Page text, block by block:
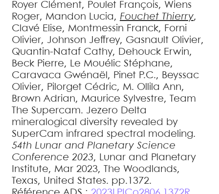
Royer Clément, Poulet François, Wiens
Roger, Mandon Lucia, Fouchet Thierry,
Clavé Elise, Montmessin Franck, Forni
Olivier, Johnson Jeffrey, Gasnault Olivier,
Quantin-Nataf Cathy, Dehouck Erwin,
Beck Pierre, Le Mouélic Stéphane,
Caravaca Gwénaël , Pinet P.C., Beyssac
Olivier, Pilorget Cédric, M. Ollila Ann,
Brown Adrian, Maurice Sylvestre,
Team
The Supercam. Jezero Delta
mineralogical diversity revealed by
SuperCam infrared spectral modeling.
54th Lunar and Planetary Science
Conference 2023, Lunar and Planetary
Institute, Mar 2023, The Woodlands,
Texas, United States. pp.1372.